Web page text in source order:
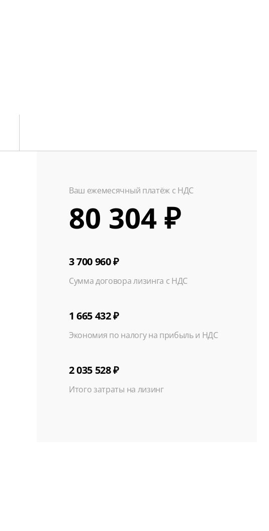
Ваш ежемесячный платёж с НДС
80 304 ₽
3 700 960 ₽
Сумма договора лизинга с НДС
1 665 432 ₽
Экономия по налогу на прибыль и НДС
2 035 528 ₽
Итого затраты на лизинг